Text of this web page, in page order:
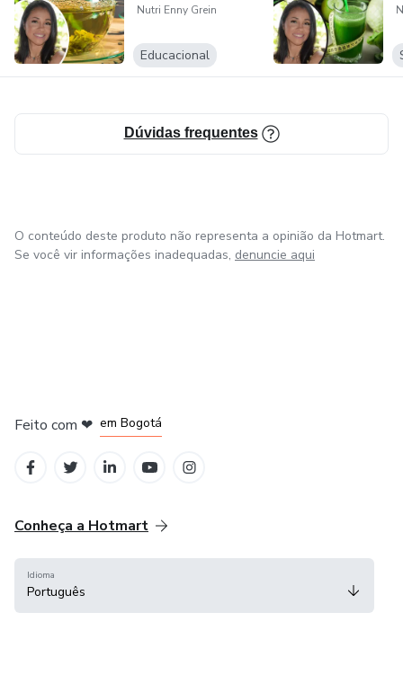
Nutri Enny Grein
Educacional
Dúvidas frequentes
O conteúdo deste produto não representa a opinião da Hotmart.
Se você vir informações inadequadas, denuncie aqui
Feito com ❤ em Bogotá
Conheça a Hotmart
Idioma
Português